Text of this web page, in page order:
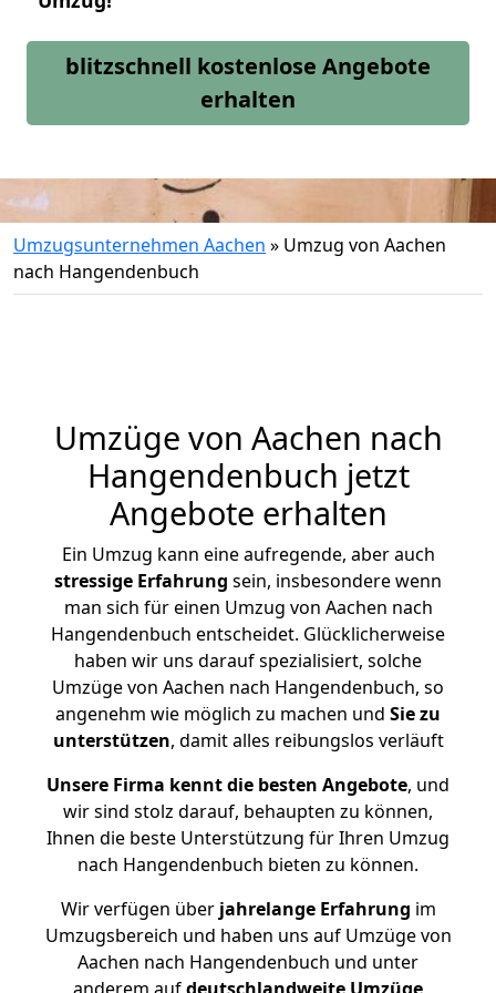
blitzschnell kostenlose Angebote
erhalten
Umzugsunternehmen Aachen » Umzug von Aachen
nach Hangendenbuch
Umzüge von Aachen nach
Hangendenbuch jetzt
Angebote erhalten
Ein Umzug kann eine aufregende, aber auch
stressige Erfahrung sein, insbesondere wenn
man sich für einen Umzug von Aachen nach
Hangendenbuch entscheidet. Glücklicherweise
haben wir uns darauf spezialisiert, solche
Umzüge von Aachen nach Hangendenbuch, so
angenehm wie möglich zu machen und Sie zu
unterstützen, damit alles reibungslos verläuft
Unsere Firma kennt die besten Angebote, und
wir sind stolz darauf, behaupten zu können,
Ihnen die beste Unterstützung für Ihren Umzug
nach Hangendenbuch bieten zu können.
Wir verfügen überjahrelange Erfahrung im
Umzugsbereich und haben uns auf Umzüge von
Aachen nach Hangendenbuch und unter